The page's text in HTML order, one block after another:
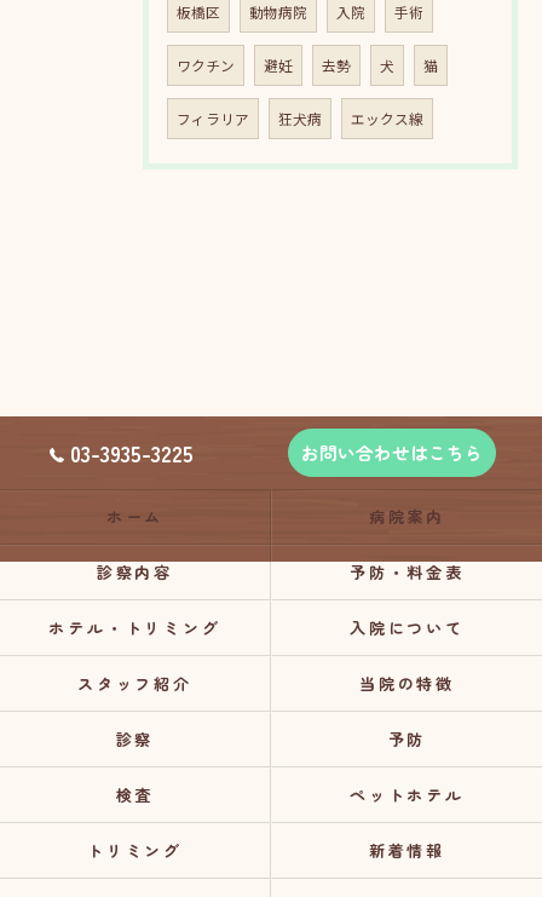
板橋区 動物病院 入院 手術
ワクチン 避妊 去勢 犬 猫
フィラリア 狂犬病 エックス線
03-3935-3225 お問い合わせはこちら
ホーム 病院案内
診察内容 予防・料金表
ホテル・トリミング 入院について
スタッフ紹介 当院の特徴
診察 予防
検査 ペットホテル
トリミング 新着情報